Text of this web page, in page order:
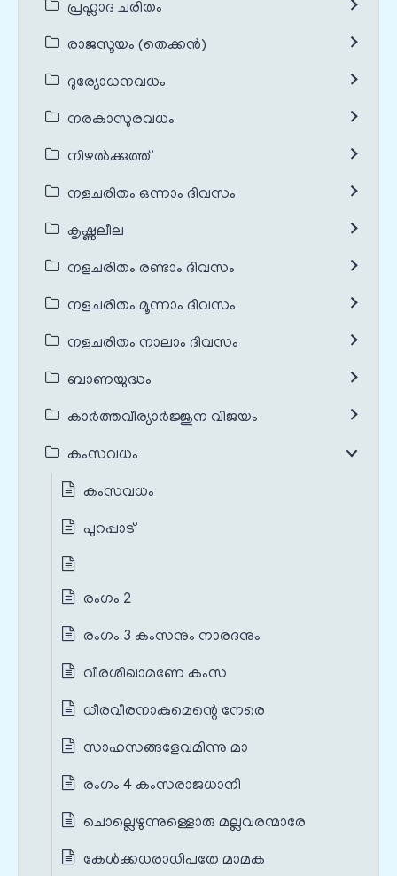
പ്രഹ്ലാദ ചരിതം
രാജസൂയം (തെക്കൻ)
ദുര്യോധനവധം
നരകാസുരവധം
നിഴൽക്കുത്ത്
നളചരിതം ഒന്നാം ദിവസം
കൃഷ്ണലീല
നളചരിതം രണ്ടാം ദിവസം
നളചരിതം മൂന്നാം ദിവസം
നളചരിതം നാലാം ദിവസം
ബാണയുദ്ധം
കാർത്തവീര്യാർജ്ജുന വിജയം
കംസവധം
കംസവധം
പുറപ്പാട്
രംഗം 2
രംഗം 3 കംസനും നാരദനും
വീരശിഖാമണേ കംസ
ധീരവീരനാകുമെന്റെ നേരെ
സാഹസങ്ങളേവമിന്നു മാ
രംഗം 4 കംസരാജധാനി
ചൊല്ലെഴുന്നുള്ളൊരു മല്ലവരന്മാരേ
കേൾക്കധരാധിപതേ മാമക